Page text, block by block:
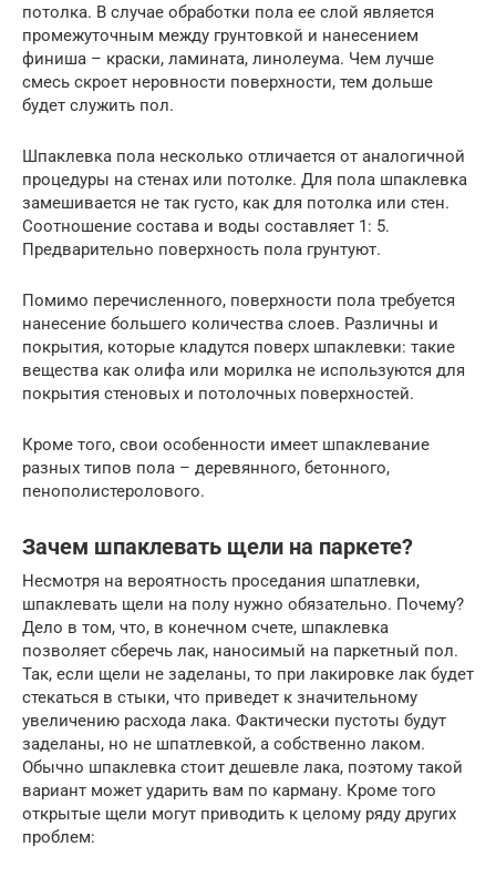
потолка. В случае обработки пола ее слой является
промежуточным между грунтовкой и нанесением
финиша – краски, ламината, линолеума. Чем лучше
смесь скроет неровности поверхности, тем дольше
будет служить пол.
Шпаклевка пола несколько отличается от аналогичной
процедуры на стенах или потолке. Для пола шпаклевка
замешивается не так густо, как для потолка или стен.
Соотношение состава и воды составляет 1: 5.
Предварительно поверхность пола грунтуют.
Помимо перечисленного, поверхности пола требуется
нанесение большего количества слоев. Различны и
покрытия, которые кладутся поверх шпаклевки: такие
вещества как олифа или морилка не используются для
покрытия стеновых и потолочных поверхностей.
Кроме того, свои особенности имеет шпаклевание
разных типов пола – деревянного, бетонного,
пенополистеролового.
Зачем шпаклевать щели на паркете?
Несмотря на вероятность проседания шпатлевки,
шпаклевать щели на полу нужно обязательно. Почему?
Дело в том, что, в конечном счете, шпаклевка
позволяет сберечь лак, наносимый на паркетный пол.
Так, если щели не заделаны, то при лакировке лак будет
стекаться в стыки, что приведет к значительному
увеличению расхода лака. Фактически пустоты будут
заделаны, но не шпатлевкой, а собственно лаком.
Обычно шпаклевка стоит дешевле лака, поэтому такой
вариант может ударить вам по карману. Кроме того
открытые щели могут приводить к целому ряду других
проблем: